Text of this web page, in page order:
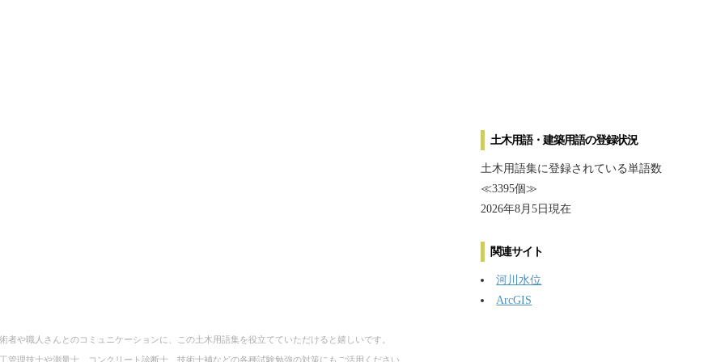
土木用語・建築用語の登録状況
土木用語集に登録されている単語数
≪3395個≫
2026年8月5日現在
関連サイト
河川水位
ArcGIS
者や職人さんとのコミュニケーションに、この土木用語集を役立てていただけると嬉しいです。
管理技士や測量士、コンクリート診断士、技術士補などの各種試験勉強の対策にもご活用ください。